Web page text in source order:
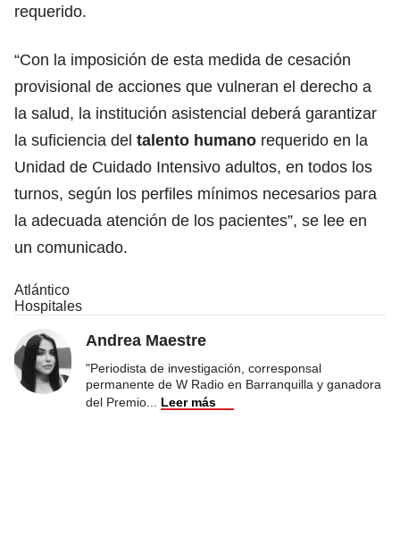
requerido.
“Con la imposición de esta medida de cesación
provisional de acciones que vulneran el derecho a
la salud, la institución asistencial deberá garantizar
la suficiencia del talento humano requerido en la
Unidad de Cuidado Intensivo adultos, en todos los
turnos, según los perfiles mínimos necesarios para
la adecuada atención de los pacientes”, se lee en
un comunicado.
Atlántico
Hospitales
Andrea Maestre
"Periodista de investigación, corresponsal
permanente de W Radio en Barranquilla y ganadora
del Premio
Leer más